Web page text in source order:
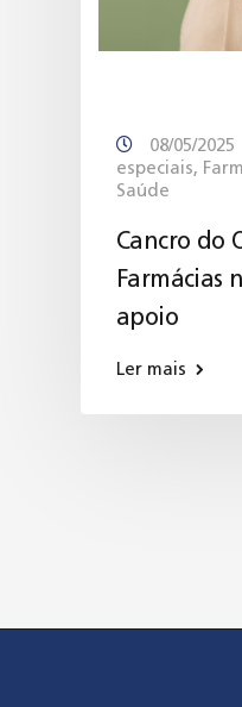
08/05/2025
especiais,
Saúde
Cancro do
Farmácias
apoio
Ler mais